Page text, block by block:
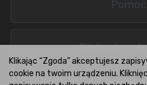
Pomoc
Płatności i
Klikając “Zgoda” akceptujesz
cookie na twoim urządzeniu.